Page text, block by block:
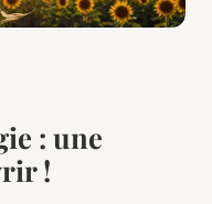
: une
!